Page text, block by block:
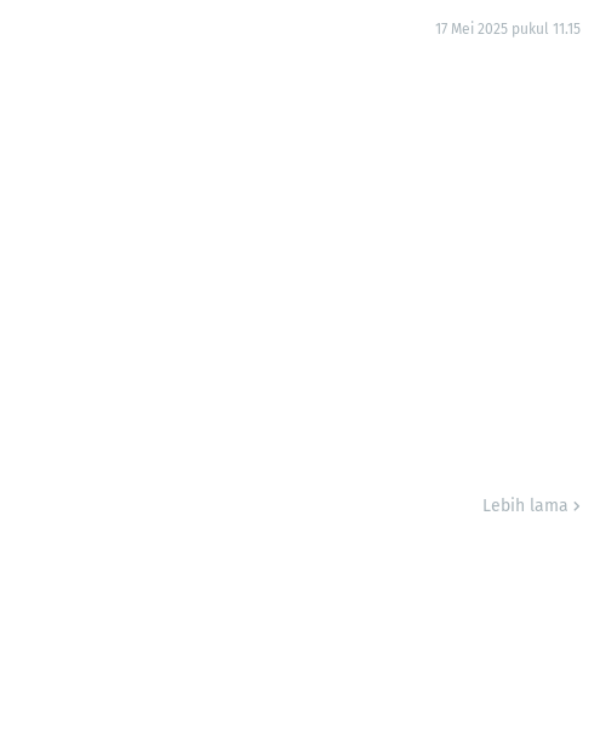
17 Mei 2025 pukul 11.15
Lebih lama